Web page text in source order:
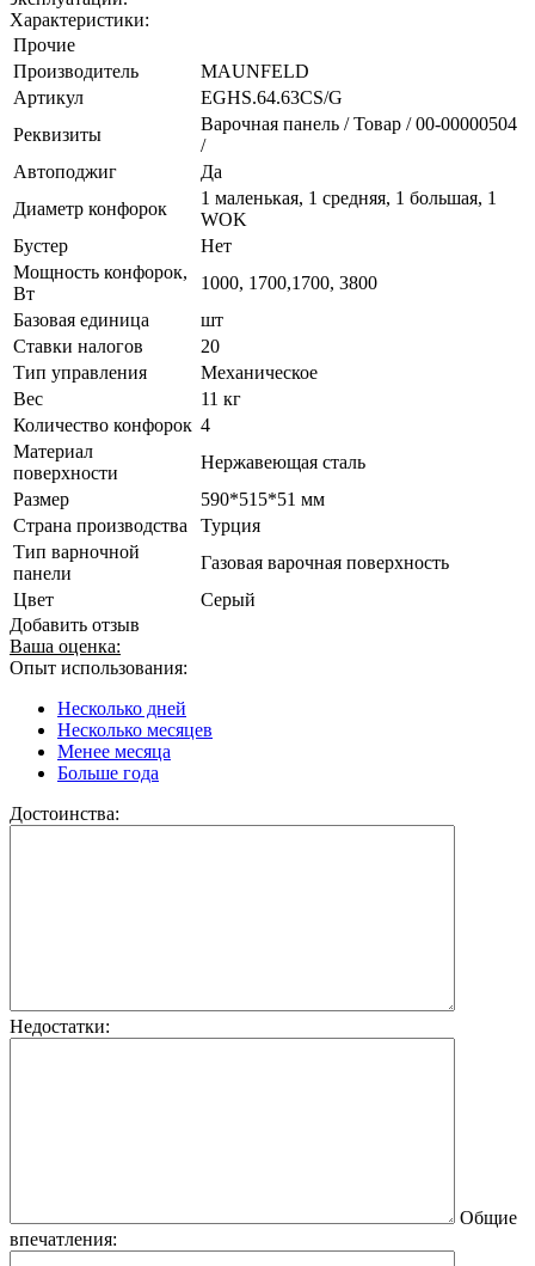
Характеристики:
Прочие
Производитель
MAUNFELD
Артикул
EGHS.64.63CS/G
Реквизиты
Варочная панель / Товар / 00-00000504
/
Автоподжиг
Да
Диаметр конфорок
1 маленькая, 1 средняя, 1 большая, 1
WOK
Бустер
Нет
Мощность конфорок,
Вт
1000, 1700,1700, 3800
Базовая единица
шт
Ставки налогов
20
Тип управления
Механическое
Вес
11 кг
Количество конфорок 4
Материал
поверхности
Нержавеющая сталь
Размер
590*515*51 мм
Страна производства
Турция
Тип варночной
панели
Газовая варочная поверхность
Цвет
Серый
Добавить отзыв
Ваша оценка:
Опыт использования:
Несколько дней
Несколько месяцев
Менее месяца
Больше года
Достоинства:
Недостатки:
Общие
впечатления: